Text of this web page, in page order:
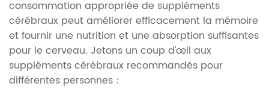
consommation appropriée de suppléments
cérébraux peut améliorer efficacement la mémoire
et fournir une nutrition et une absorption suffisantes
pour le cerveau. Jetons un coup d'œil aux
suppléments cérébraux recommandés pour
différentes personnes：